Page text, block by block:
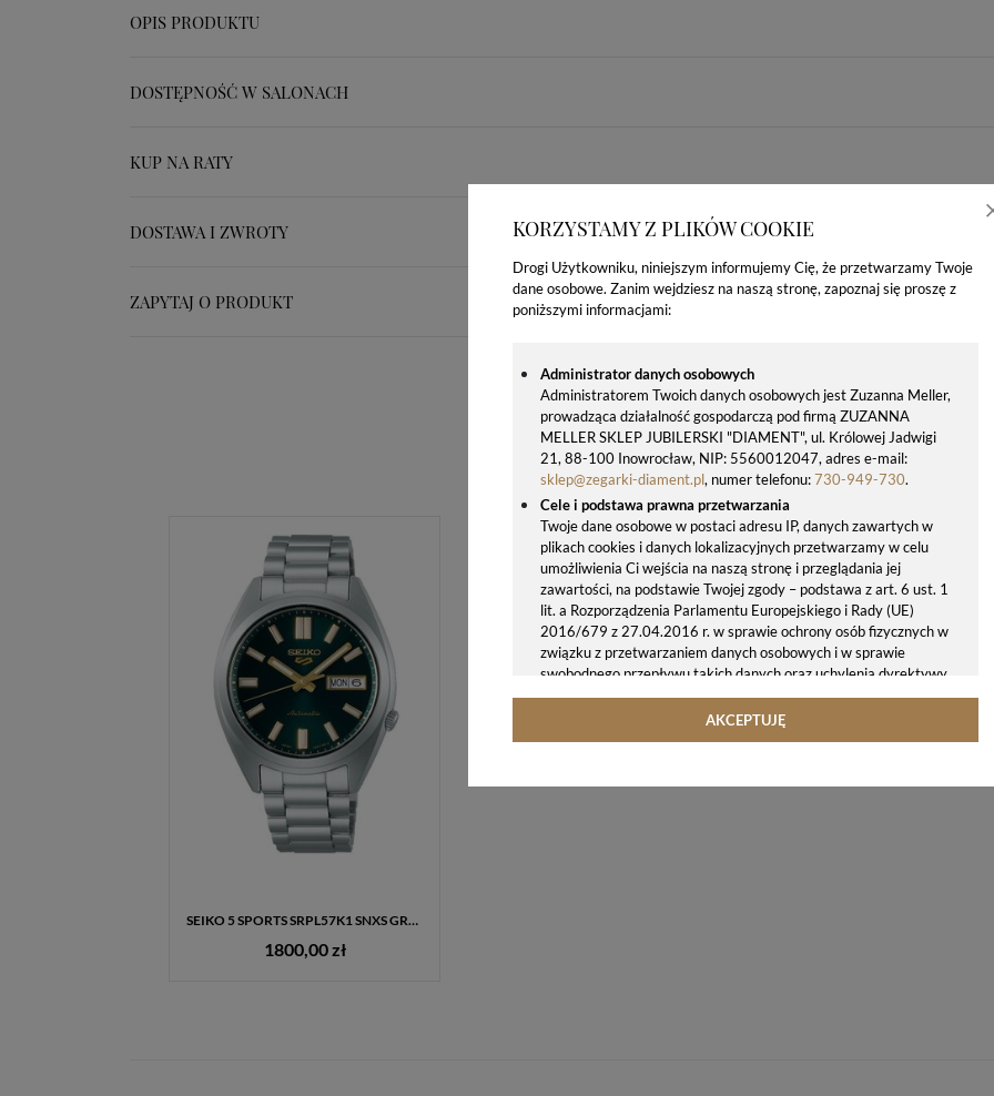
KORZYSTAMY Z PLIKÓW COOKIE
Drogi Użytkowniku, niniejszym informujemy Cię, że przetwarzamy Twoje
dane osobowe. Zanim wejdziesz na naszą stronę, zapoznaj się proszę z
poniższymi informacjami:
Administrator danych osobowych
Administratorem Twoich danych osobowych jest Zuzanna Meller,
prowadząca działalność gospodarczą pod firmą ZUZANNA
MELLER SKLEP JUBILERSKI "DIAMENT", ul. Królowej Jadwigi
21, 88-100 Inowrocław, NIP: 5560012047, adres e-mail:
sklep@zegarki-diament.pl, numer telefonu:730-949-730.
Cele i podstawa prawna przetwarzania
Twoje dane osobowe w postaci adresu IP, danych zawartych w
plikach cookies i danych lokalizacyjnych przetwarzamy w celu
umożliwienia Ci wejścia na naszą stronę i przeglądania jej
zawartości, na podstawie Twojej zgody – podstawa z art. 6 ust. 1
lit. a Rozporządzenia Parlamentu Europejskiego i Rady (UE)
2016/679 z 27.04.2016 r. w sprawie ochrony osób fizycznych w
związku z przetwarzaniem danych osobowych i w sprawie
swobodnego przepływu takich danych oraz uchylenia dyrektywy
95/46/WE (ogólne rozporządzenie o ochronie danych, tj. RODO).
Twoje dane osobowe możemy udostępniać hostingodawcy. Takie
zgodnie z naszymi poleceniami. Przekazujemy Twoje dane poza
AKCEPTUJĘ
OPIS PRODUKTU
DOSTĘPNOŚĆ W SALONACH
KUP NA RATY
DOSTAWA I ZWROTY
ZAPYTAJ O PRODUKT
OSTATNIO OGLĄDANE PRODUKTY
SEIKO 5 SPORTS SRPL57K1 SNXS GREEN TIE – MĘSKI ZEGAREK AUTOMATYCZNY Z ZIELONĄ TARCZĄ
1800,00 zł